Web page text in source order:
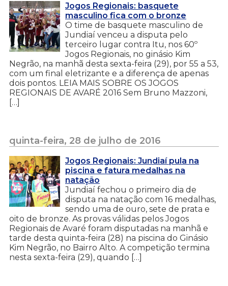
Jogos Regionais: basquete
masculino fica com o bronze
O time de basquete masculino de
Jundiaí venceu a disputa pelo
terceiro lugar contra Itu, nos 60º
Jogos Regionais, no ginásio Kim
Negrão, na manhã desta sexta-feira (29), por 55 a 53,
com um final eletrizante e a diferença de apenas
dois pontos. LEIA MAIS SOBRE OS JOGOS
REGIONAIS DE AVARÉ 2016 Sem Bruno Mazzoni,
[…]
quinta-feira, 28 de julho de 2016
Jogos Regionais: Jundiaí pula na
piscina e fatura medalhas na
natação
Jundiaí fechou o primeiro dia de
disputa na natação com 16 medalhas,
sendo uma de ouro, sete de prata e
oito de bronze. As provas válidas pelos Jogos
Regionais de Avaré foram disputadas na manhã e
tarde desta quinta-feira (28) na piscina do Ginásio
Kim Negrão, no Bairro Alto. A competição termina
nesta sexta-feira (29), quando […]